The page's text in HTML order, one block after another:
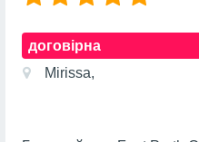
договірна
Mirissa,